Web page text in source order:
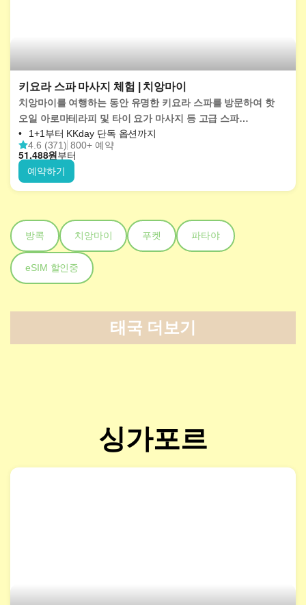
키요라 스파 마사지 체험 | 치앙마이
치앙마이를 여행하는 동안 유명한 키요라 스파를 방문하여 핫
오일 아로마테라피 및 타이 요가 마사지 등 고급 스파
트리트먼트에 빠져보세요.
1+1부터 KKday 단독 옵션까지
4.6 (371) 800+ 예약
원
51,488 부터
예약하기
방콕 치앙마이 푸켓 파타야
eSIM 할인중
태국 더보기
싱가포르